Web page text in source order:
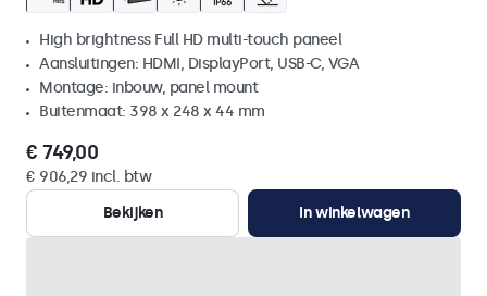
High brightness Full HD multi-touch paneel
Aansluitingen: HDMI, DisplayPort, USB-C, VGA
Montage: inbouw, panel mount
Buitenmaat: 398 x 248 x 44 mm
€ 749,00
€ 906,29 incl. btw
Bekijken
In winkelwagen